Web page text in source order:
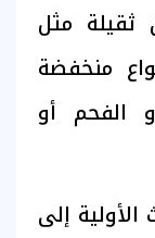
مثل
منخفضة
الفحم أو
إلى